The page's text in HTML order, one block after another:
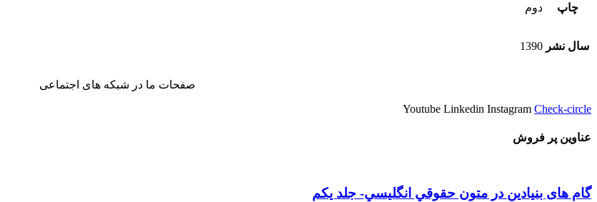
چاپ دوم
سال نشر 1390
صفحات ما در شبکه های اجتماعی
Youtube Linkedin Instagram Check-circle
عناوین پر فروش
گام های بنیادین در متون حقوقي انگليسي- جلد يكم